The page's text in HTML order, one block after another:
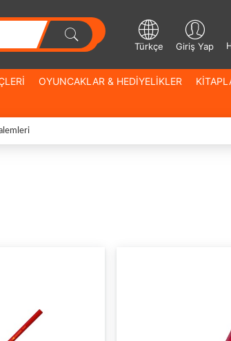
Türkçe Giriş Yap
OYUNCAKLAR & HEDİYELİKLER